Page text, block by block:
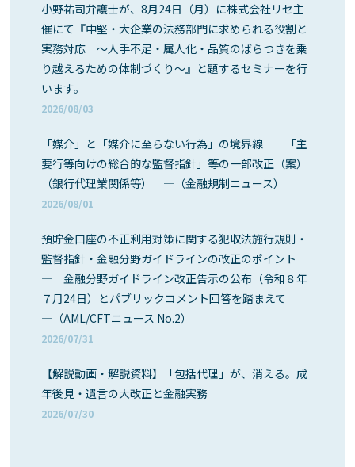
小野祐司弁護士が、8月24日（月）に株式会社リセ主
催にて『中堅・大企業の法務部門に求められる役割と
実務対応 ～人手不足・属人化・品質のばらつきを乗
り越えるための体制づくり～』と題するセミナーを行
います。
2026/08/03
「媒介」と「媒介に至らない行為」の境界線― 「主
要行等向けの総合的な監督指針」等の一部改正（案）
（銀行代理業関係等） ―（金融規制ニュース）
2026/08/01
預貯金口座の不正利用対策に関する犯収法施行規則・
監督指針・金融分野ガイドラインの改正のポイント
― 金融分野ガイドライン改正告示の公布（令和８年
７月24日）とパブリックコメント回答を踏まえて
―（AML/CFTニュース No.2）
2026/07/31
【解説動画・解説資料】「包括代理」が、消える。成
年後見・遺言の大改正と金融実務
2026/07/30